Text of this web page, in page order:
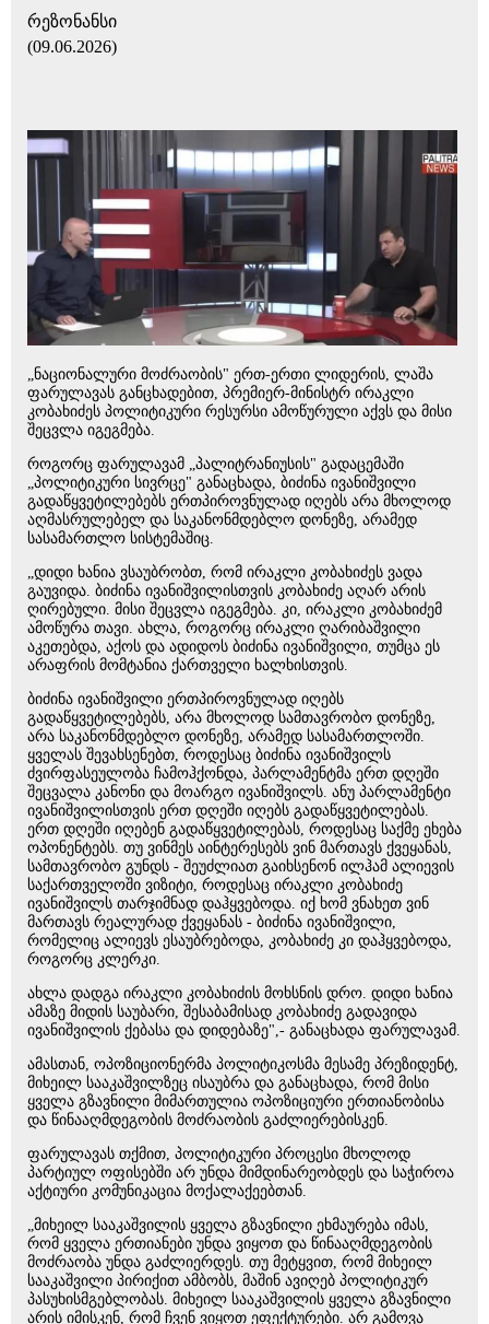
რეზონანსი
(09.06.2026)
„ნაციონალური მოძრაობის" ერთ-ერთი ლიდერის, ლაშა
ფარულავას განცხადებით, პრემიერ-მინისტრ ირაკლი
კობახიძეს პოლიტიკური რესურსი ამოწურული აქვს და მისი
შეცვლა იგეგმება.
როგორც ფარულავამ „პალიტრანიუსის" გადაცემაში
„პოლიტიკური სივრცე" განაცხადა, ბიძინა ივანიშვილი
გადაწყვეტილებებს ერთპიროვნულად იღებს არა მხოლოდ
აღმასრულებელ და საკანონმდებლო დონეზე, არამედ
სასამართლო სისტემაშიც.
„დიდი ხანია ვსაუბრობთ, რომ ირაკლი კობახიძეს ვადა
გაუვიდა. ბიძინა ივანიშვილისთვის კობახიძე აღარ არის
ღირებული. მისი შეცვლა იგეგმება. კი, ირაკლი კობახიძემ
ამოწურა თავი. ახლა, როგორც ირაკლი ღარიბაშვილი
აკეთებდა, აქოს და ადიდოს ბიძინა ივანიშვილი, თუმცა ეს
არაფრის მომტანია ქართველი ხალხისთვის.
ბიძინა ივანიშვილი ერთპიროვნულად იღებს
გადაწყვეტილებებს, არა მხოლოდ სამთავრობო დონეზე,
არა საკანონმდებლო დონეზე, არამედ სასამართლოში.
ყველას შევახსენებთ, როდესაც ბიძინა ივანიშვილს
ძვირფასეულობა ჩამოჰქონდა, პარლამენტმა ერთ დღეში
შეცვალა კანონი და მოარგო ივანიშვილს. ანუ პარლამენტი
ივანიშვილისთვის ერთ დღეში იღებს გადაწყვეტილებას.
ერთ დღეში იღებენ გადაწყვეტილებას, როდესაც საქმე ეხება
ოპონენტებს. თუ ვინმეს აინტერესებს ვინ მართავს ქვეყანას,
სამთავრობო გუნდს - შეუძლიათ გაიხსენონ ილჰამ ალიევის
საქართველოში ვიზიტი, როდესაც ირაკლი კობახიძე
ივანიშვილს თარჯიმნად დაჰყვებოდა. იქ ხომ ვნახეთ ვინ
მართავს რეალურად ქვეყანას - ბიძინა ივანიშვილი,
რომელიც ალიევს ესაუბრებოდა, კობახიძე კი დაჰყვებოდა,
როგორც კლერკი.
ახლა დადგა ირაკლი კობახიძის მოხსნის დრო. დიდი ხანია
ამაზე მიდის საუბარი, შესაბამისად კობახიძე გადავიდა
ივანიშვილის ქებასა და დიდებაზე",- განაცხადა ფარულავამ.
ამასთან, ოპოზიციონერმა პოლიტიკოსმა მესამე პრეზიდენტ,
მიხეილ სააკაშვილზეც ისაუბრა და განაცხადა, რომ მისი
ყველა გზავნილი მიმართულია ოპოზიციური ერთიანობისა
და წინააღმდეგობის მოძრაობის გაძლიერებისკენ.
ფარულავას თქმით, პოლიტიკური პროცესი მხოლოდ
პარტიულ ოფისებში არ უნდა მიმდინარეობდეს და საჭიროა
აქტიური კომუნიკაცია მოქალაქეებთან.
„მიხეილ სააკაშვილის ყველა გზავნილი ეხმაურება იმას,
რომ ყველა ერთიანები უნდა ვიყოთ და წინააღმდეგობის
მოძრაობა უნდა გაძლიერდეს. თუ მეტყვით, რომ მიხეილ
სააკაშვილი პირიქით ამბობს, მაშინ ავიღებ პოლიტიკურ
პასუხისმგებლობას. მიხეილ სააკაშვილის ყველა გზავნილი
არის იმისკენ, რომ ჩვენ ვიყოთ ეფექტურები. არ გამოვა